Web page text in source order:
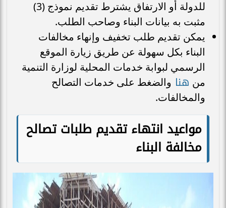
للدولة أو الارتفاق يشترط تقديم نموذج (3)
مثبت به بيانات البناء وصاحب الطلب.
يمكن تقديم طلب تخفيف وإنهاء مخالفات
البناء بكل سهولة عن طريق زيارة الموقع
الرسمي لبوابة خدمات المحلية لوزارة التنمية
من هنا والضغط على خدمات التصالح
والمخالفات.
مواعيد انتهاء تقديم طلبات تصالح
مخالفة البناء